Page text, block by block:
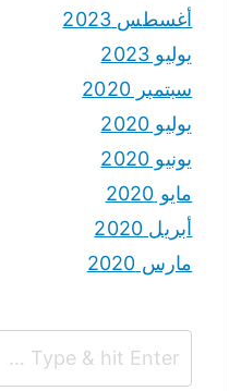
أغسطس 2023
يوليو 2023
سبتمبر 2020
يوليو 2020
يونيو 2020
مايو 2020
أبريل 2020
مارس 2020